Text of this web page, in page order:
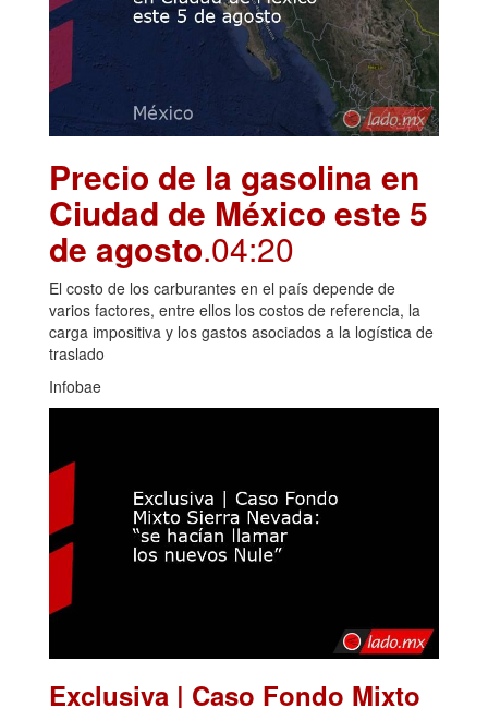
Precio de la gasolina en
Ciudad de México este 5
de agosto.04:20
El costo de los carburantes en el país depende de
varios factores, entre ellos los costos de referencia, la
carga impositiva y los gastos asociados a la logística de
traslado
Infobae
Exclusiva | Caso Fondo Mixto